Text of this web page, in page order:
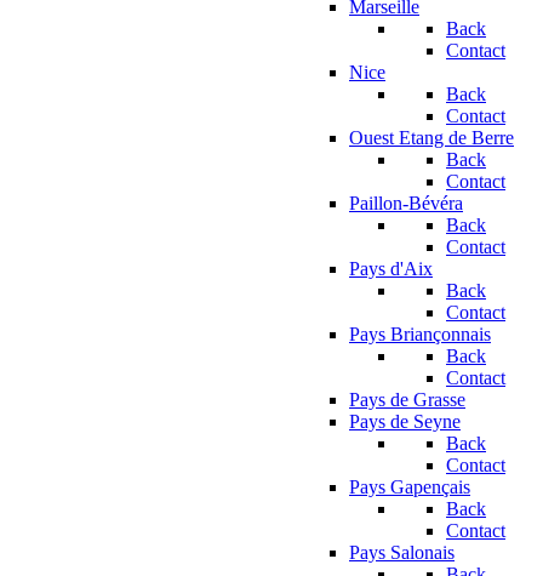
Marseille
Back
Contact
Nice
Back
Contact
Ouest Etang de Berre
Back
Contact
Paillon-Bévéra
Back
Contact
Pays d'Aix
Back
Contact
Pays Briançonnais
Back
Contact
Pays de Grasse
Pays de Seyne
Back
Contact
Pays Gapençais
Back
Contact
Pays Salonais